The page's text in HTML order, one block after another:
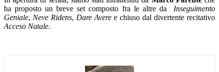
ha proposto un breve set composto fra le altre da Inseguimento
Geniale, Neve Ridens, Dare Avere e chiuso dal divertente recitativo
Acceso Natale.